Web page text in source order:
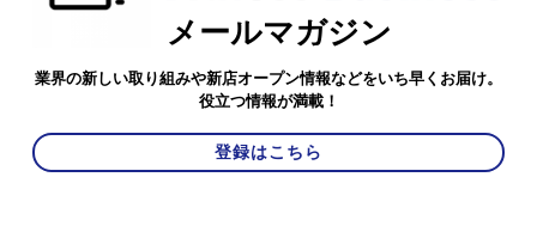
メールマガジン
業界の新しい取り組みや新店オープン情報などをいち早くお届け。
役立つ情報が満載！
登録はこちら